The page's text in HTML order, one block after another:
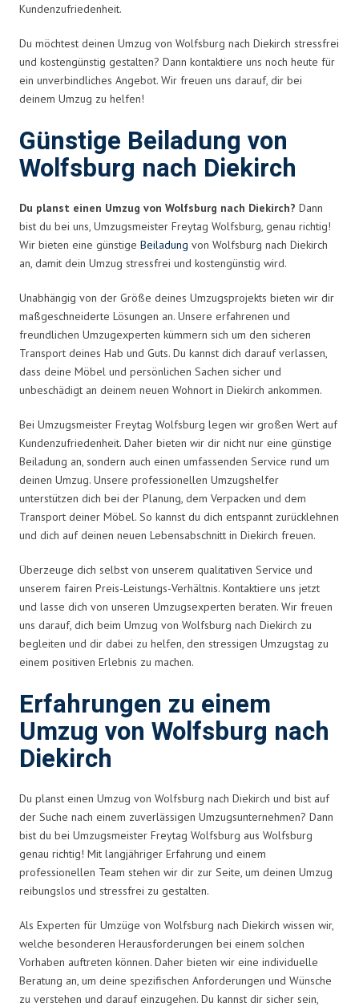
Kundenzufriedenheit.
Du möchtest deinen Umzug von Wolfsburg nach Diekirch stressfrei
und kostengünstig gestalten? Dann kontaktiere uns noch heute für
ein unverbindliches Angebot. Wir freuen uns darauf, dir bei
deinem Umzug zu helfen!
Günstige Beiladung von
Wolfsburg nach Diekirch
Du planst einen Umzug von Wolfsburg nach Diekirch? Dann
bist du bei uns, Umzugsmeister Freytag Wolfsburg, genau richtig!
Wir bieten eine günstige Beiladung von Wolfsburg nach Diekirch
an, damit dein Umzug stressfrei und kostengünstig wird.
Unabhängig von der Größe deines Umzugsprojekts bieten wir dir
maßgeschneiderte Lösungen an. Unsere erfahrenen und
freundlichen Umzugexperten kümmern sich um den sicheren
Transport deines Hab und Guts. Du kannst dich darauf verlassen,
dass deine Möbel und persönlichen Sachen sicher und
unbeschädigt an deinem neuen Wohnort in Diekirch ankommen.
Bei Umzugsmeister Freytag Wolfsburg legen wir großen Wert auf
Kundenzufriedenheit. Daher bieten wir dir nicht nur eine günstige
Beiladung an, sondern auch einen umfassenden Service rund um
deinen Umzug. Unsere professionellen Umzugshelfer
unterstützen dich bei der Planung, dem Verpacken und dem
Transport deiner Möbel. So kannst du dich entspannt zurücklehnen
und dich auf deinen neuen Lebensabschnitt in Diekirch freuen.
Überzeuge dich selbst von unserem qualitativen Service und
unserem fairen Preis-Leistungs-Verhältnis. Kontaktiere uns jetzt
und lasse dich von unseren Umzugsexperten beraten. Wir freuen
uns darauf, dich beim Umzug von Wolfsburg nach Diekirch zu
begleiten und dir dabei zu helfen, den stressigen Umzugstag zu
einem positiven Erlebnis zu machen.
Erfahrungen zu einem
Umzug von Wolfsburg nach
Diekirch
Du planst einen Umzug von Wolfsburg nach Diekirch und bist auf
der Suche nach einem zuverlässigen Umzugsunternehmen? Dann
bist du bei Umzugsmeister Freytag Wolfsburg aus Wolfsburg
genau richtig! Mit langjähriger Erfahrung und einem
professionellen Team stehen wir dir zur Seite, um deinen Umzug
reibungslos und stressfrei zu gestalten.
Als Experten für Umzüge von Wolfsburg nach Diekirch wissen wir,
welche besonderen Herausforderungen bei einem solchen
Vorhaben auftreten können. Daher bieten wir eine individuelle
Beratung an, um deine spezifischen Anforderungen und Wünsche
zu verstehen und darauf einzugehen. Du kannst dir sicher sein,